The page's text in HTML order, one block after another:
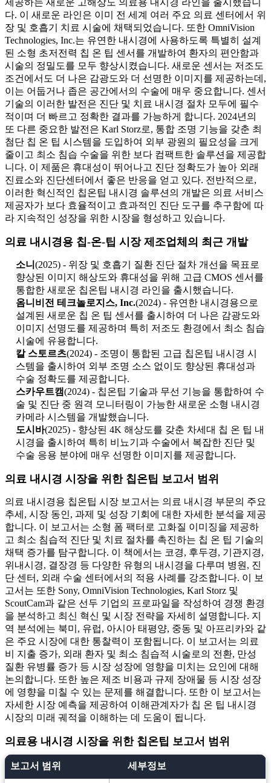
제공하는 새로운 고해상도 의료용 내시경 라인을 출시했습니
다. 이 새로운 라인은 이미 전 세계 여러 주요 의료 센터에서 위
장 및 호흡기 치료 시술에 채택되었습니다. 또한 OmniVision
Technologies, Inc.는 유연한 내시경에 사용하도록 특별히 설계
된 소형 초저전력 칩 온 팁 센서를 개발하여 환자의 편안함과
시술의 정밀도를 모두 향상시켰습니다. 새로운 센서는 저조도
조건에서도 더 나은 감광도와 더 선명한 이미지를 제공하는데,
이는 어둡거나 좁은 공간에서의 수술에 매우 중요합니다. 센서
기술의 이러한 발전은 진단 및 치료 내시경 절차 모두에 필수
적이며 더 빠르고 정확한 결과를 가능하게 합니다. 2024년의
또 다른 중요한 발전은 Karl Storz로, 통합 조명 기능을 갖춘 최
첨단 칩 온 팁 시스템을 도입하여 외부 광원의 필요성을 크게
줄이고 최소 침습 수술을 위한 보다 컴팩트한 솔루션을 제공합
니다. 이 제품은 휴대성이 뛰어나고 진단 정확도가 높아 외래
진료소와 진단센터에서 좋은 반응을 얻고 있다. 전반적으로,
이러한 혁신적인 칩온팁 내시경 솔루션의 개발은 의료 서비스
제공자가 보다 효율적이고 효과적인 진단 도구를 추구함에 따
라 지속적인 성장을 위한 시장을 형성하고 있습니다.
의료 내시경용 칩-온-팁 시장 제조업체의 최근 개발
소니 (2025) - 위장 및 호흡기 질환 진단 절차 개선을 목표로
향상된 이미지 해상도와 휴대성을 위해 고급 CMOS 센서를
통합한 새로운 칩온팁 내시경 라인을 출시했습니다.
옴니비전 테크놀로지스, Inc.(2024) - 유연한 내시경용으로
설계된 새로운 칩 온 팁 센서를 출시하여 더 나은 감광도와
이미지 선명도를 제공하며 특히 저조도 환경에서 최소 침습
시술에 유용합니다.
칼 스토르츠(2024) - 조명이 통합된 고급 칩온팁 내시경 시
스템을 출시하여 외부 조명 소스 없이도 향상된 휴대성과
수술 정확도를 제공합니다.
스카우트캠(2024) - 칩온팁 기술과 무선 기능을 통합하여 수
술 및 진단 중 원격 모니터링이 가능한 새로운 소형 내시경
카메라 시스템을 개발했습니다.
도시바(2025) - 향상된 4K 해상도를 갖춘 차세대 칩 온 팁 내
시경을 출시하여 특히 비뇨기과 수술에서 복잡한 진단 및
수술 응용 분야에 매우 선명한 이미지를 제공합니다.
의료 내시경 시장을 위한 칩온팁 보고서 범위
의료 내시경용 칩온팁 시장 보고서는 의료 내시경 부문의 주요
추세, 시장 동인, 과제 및 성장 기회에 대한 자세한 분석을 제공
합니다. 이 보고서는 소형 폼 팩터로 고화질 이미징을 제공하
고 최소 침습적 진단 및 치료 절차를 촉진하는 칩 온 팁 기술의
채택 증가를 탐구합니다. 이 책에서는 코경, 후두경, 기관지경,
위내시경, 결장경 등 다양한 유형의 내시경을 다루며 병원, 진
단 센터, 외래 수술 센터에서의 적용 사례를 강조합니다. 이 보
고서는 또한 Sony, OmniVision Technologies, Karl Storz 및
ScoutCam과 같은 선두 기업의 프로파일을 작성하여 경쟁 환경
을 분석하고 최신 혁신 및 시장 전략을 자세히 설명합니다. 지
역 분석에는 북미, 유럽, 아시아 태평양, 중동 및 아프리카와 같
은 주요 시장에 대한 통찰력이 포함됩니다. 이 보고서는 의료
비 지출 증가, 외래 환자 및 최소 침습적 시술로의 전환, 만성
질환 유병률 증가 등 시장 성장에 영향을 미치는 요인에 대해
논의합니다. 또한 높은 제조 비용과 규제 장애물 등 시장 성장
에 영향을 미칠 수 있는 문제를 해결합니다. 또한 이 보고서는
자세한 시장 예측을 제공하여 이해관계자가 칩 온 팁 내시경
시장의 미래 궤적을 이해하는 데 도움이 됩니다.
의료용 내시경 시장을 위한 칩온팁 보고서 범위
보고서 범위 세부정보